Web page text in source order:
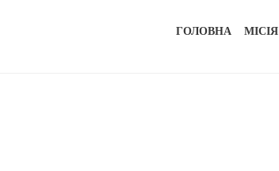
ГОЛОВНА МІСІЯ